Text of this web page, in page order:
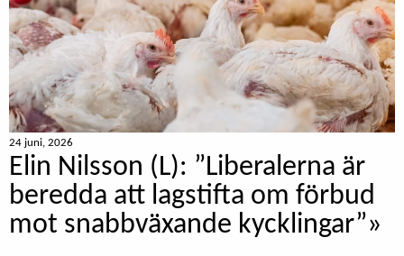
24 juni, 2026
Elin Nilsson (L): ”Liberalerna är
beredda att lagstifta om förbud
mot snabbväxande kycklingar”»